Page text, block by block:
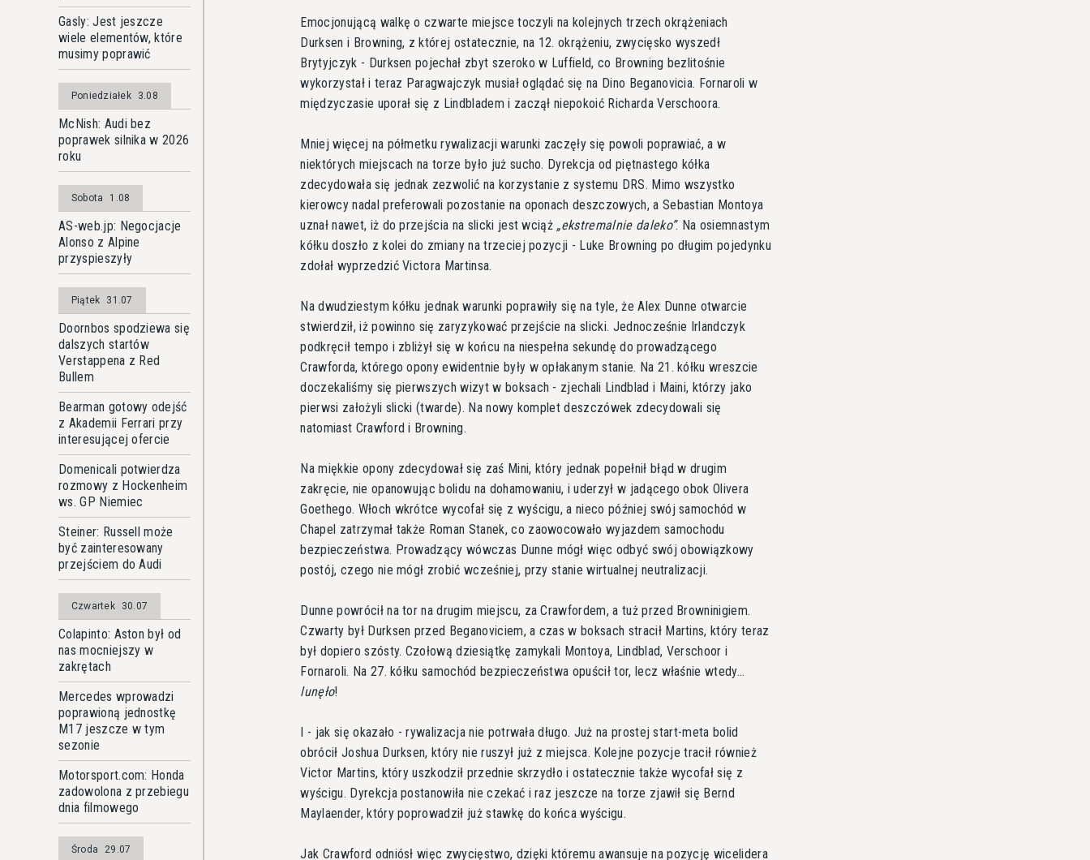
Gasly: Jest jeszcze
wiele elementów, które
musimy poprawić
Poniedziałek 3.08
McNish: Audi bez
poprawek silnika w 2026
roku
Sobota 1.08
AS-web.jp: Negocjacje
Alonso z Alpine
przyspieszyły
Piątek 31.07
Doornbos spodziewa się
dalszych startów
Verstappena z Red
Bullem
Bearman gotowy odejść
z Akademii Ferrari przy
interesującej ofercie
Domenicali potwierdza
rozmowy z Hockenheim
ws. GP Niemiec
Steiner: Russell może
być zainteresowany
przejściem do Audi
Czwartek 30.07
Colapinto: Aston był od
nas mocniejszy w
zakrętach
Mercedes wprowadzi
poprawioną jednostkę
M17 jeszcze w tym
sezonie
Motorsport.com: Honda
zadowolona z przebiegu
dnia filmowego
Środa 29.07
Emocjonującą walkę o czwarte miejsce toczyli na kolejnych trzech okrążeniach
Durksen i Browning, z której ostatecznie, na 12. okrążeniu, zwycięsko wyszedł
Brytyjczyk - Durksen pojechał zbyt szeroko w Luffield, co Browning bezlitośnie
wykorzystał i teraz Paragwajczyk musiał oglądać się na Dino Beganovicia. Fornaroli w
międzyczasie uporał się z Lindbladem i zaczął niepokoić Richarda Verschoora.
Mniej więcej na półmetku rywalizacji warunki zaczęły się powoli poprawiać, a w
niektórych miejscach na torze było już sucho. Dyrekcja od piętnastego kółka
zdecydowała się jednak zezwolić na korzystanie z systemu DRS. Mimo wszystko
kierowcy nadal preferowali pozostanie na oponach deszczowych, a Sebastian Montoya
uznał nawet, iż do przejścia na slicki jest wciąż ekstremalnie daleko . Na osiemnastym
kółku doszło z kolei do zmiany na trzeciej pozycji - Luke Browning po długim pojedynku
zdołał wyprzedzić Victora Martinsa.
Na dwudziestym kółku jednak warunki poprawiły się na tyle, że Alex Dunne otwarcie
stwierdził, iż powinno się zaryzykować przejście na slicki. Jednocześnie Irlandczyk
podkręcił tempo i zbliżył się w końcu na niespełna sekundę do prowadzącego
Crawforda, którego opony ewidentnie były w opłakanym stanie. Na 21. kółku wreszcie
doczekaliśmy się pierwszych wizyt w boksach - zjechali Lindblad i Maini, którzy jako
pierwsi założyli slicki (twarde). Na nowy komplet deszczówek zdecydowali się
natomiast Crawford i Browning.
Na miękkie opony zdecydował się zaś Mini, który jednak popełnił błąd w drugim
zakręcie, nie opanowując bolidu na dohamowaniu, i uderzył w jadącego obok Olivera
Goethego. Włoch wkrótce wycofał się z wyścigu, a nieco później swój samochód w
Chapel zatrzymał także Roman Stanek, co zaowocowało wyjazdem samochodu
bezpieczeństwa. Prowadzący wówczas Dunne mógł więc odbyć swój obowiązkowy
postój, czego nie mógł zrobić wcześniej, przy stanie wirtualnej neutralizacji.
Dunne powrócił na tor na drugim miejscu, za Crawfordem, a tuż przed Browninigiem.
Czwarty był Durksen przed Beganoviciem, a czas w boksach stracił Martins, który teraz
był dopiero szósty. Czołową dziesiątkę zamykali Montoya, Lindblad, Verschoor i
Fornaroli. Na 27. kółku samochód bezpieczeństwa opuścił tor, lecz właśnie wtedy...
lunęło!
I - jak się okazało - rywalizacja nie potrwała długo. Już na prostej start-meta bolid
obrócił Joshua Durksen, który nie ruszył już z miejsca. Kolejne pozycje tracił również
Victor Martins, który uszkodził przednie skrzydło i ostatecznie także wycofał się z
wyścigu. Dyrekcja postanowiła nie czekać i raz jeszcze na torze zjawił się Bernd
Maylaender, który poprowadził już stawkę do końca wyścigu.
Jak Crawford odniósł więc zwycięstwo, dzięki któremu awansuje na pozycję wicelidera